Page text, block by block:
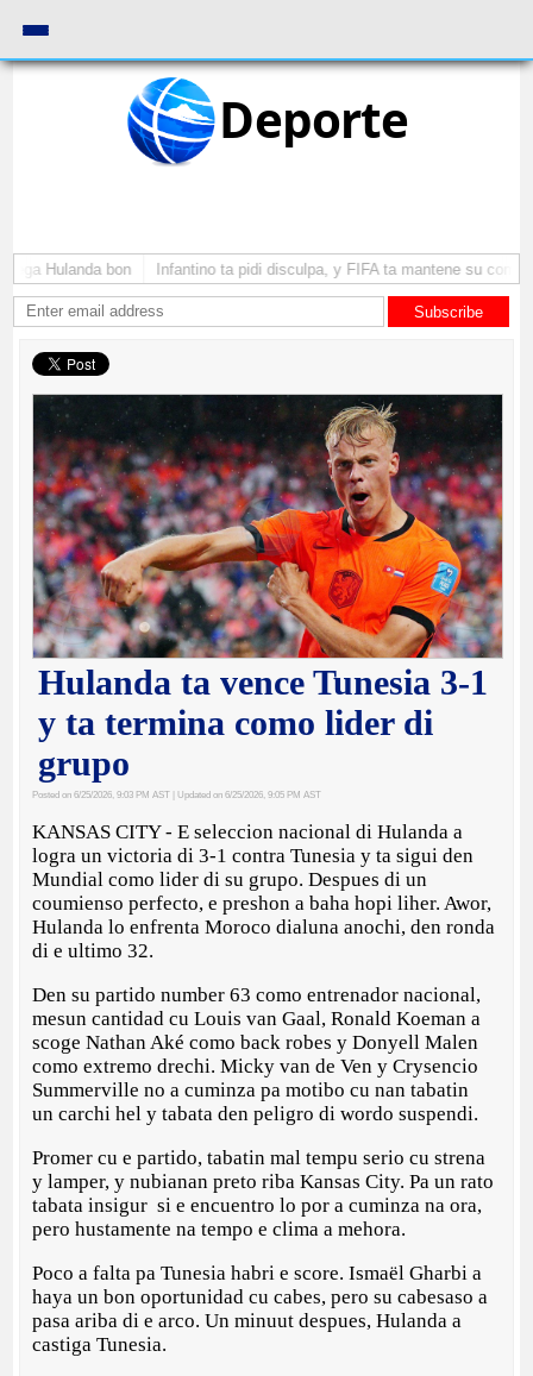
Deporte
Hulanda bon Infantino ta pidi disculpa, y FIFA ta mantene su como
Subscribe
Hulanda ta vence Tunesia 3-1
y ta termina como lider di
grupo
Posted on 6/25/2026, 9:03 PM AST | Updated on 6/25/2026, 9:05 PM AST
KANSAS CITY - E seleccion nacional di Hulanda a
logra un victoria di 3-1 contra Tunesia y ta sigui den
Mundial como lider di su grupo. Despues di un
coumienso perfecto, e preshon a baha hopi liher. Awor,
Hulanda lo enfrenta Moroco dialuna anochi, den ronda
di e ultimo 32.
Den su partido number 63 como entrenador nacional,
mesun cantidad cu Louis van Gaal, Ronald Koeman a
scoge Nathan Aké como back robes y Donyell Malen
como extremo drechi. Micky van de Ven y Crysencio
Summerville no a cuminza pa motibo cu nan tabatin
un carchi hel y tabata den peligro di wordo suspendi.
Promer cu e partido, tabatin mal tempu serio cu strena
y lamper, y nubianan preto riba Kansas City. Pa un rato
tabata insigur si e encuentro lo por a cuminza na ora,
pero hustamente na tempo e clima a mehora.
Poco a falta pa Tunesia habri e score. Ismaël Gharbi a
haya un bon oportunidad cu cabes, pero su cabesaso a
pasa ariba di e arco. Un minuut despues, Hulanda a
castiga Tunesia.